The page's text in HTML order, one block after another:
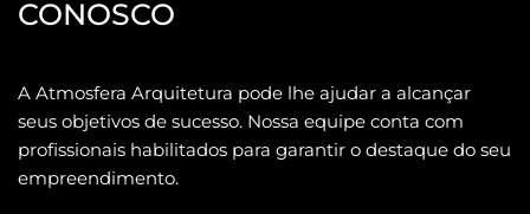
CONOSCO
A Atmosfera Arquitetura pode lhe ajudar a alcançar
seus objetivos de sucesso. Nossa equipe conta com
profissionais habilitados para garantir o destaque do seu
empreendimento.